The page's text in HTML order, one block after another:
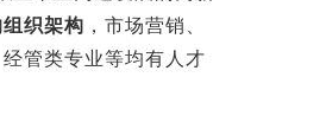
织架构 ，市场营销、
管类专业等均有人才